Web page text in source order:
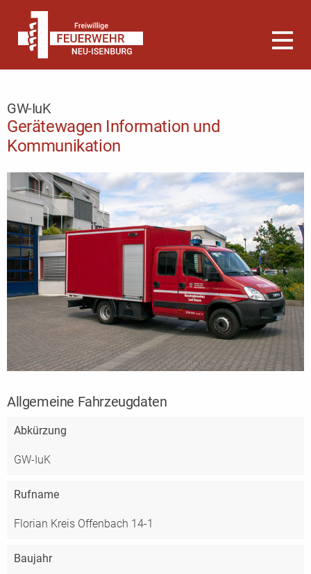
GW-IuK
Gerätewagen Information und
Kommunikation
Allgemeine Fahrzeugdaten
Abkürzung
GW-IuK
Rufname
Florian Kreis Offenbach 14-1
Baujahr